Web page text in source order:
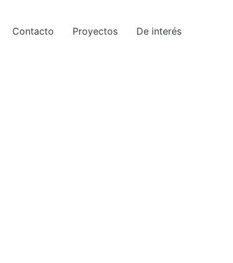
Contacto Proyectos De interés